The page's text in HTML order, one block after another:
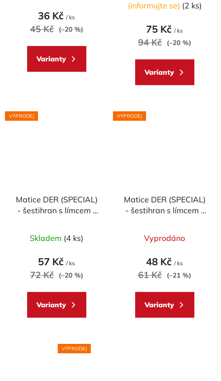
36 Kč / ks
45 Kč (–20 %)
Varianty
(informujte se) (2 ks)
75 Kč / ks
94 Kč (–20 %)
Varianty
VÝPRODEJ
Matice DER (SPECIAL)
- šestihran s límcem -
Skladem (4 ks)
57 Kč / ks
72 Kč (–20 %)
Varianty
VÝPRODEJ
Matice DER (SPECIAL)
- šestihran s límcem -
Vyprodáno
48 Kč / ks
61 Kč (–21 %)
Varianty
VÝPRODEJ